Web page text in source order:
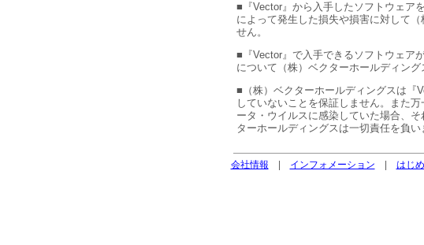
■『Vector』から入手したソフトウェア
によって発生した損失や損害に対して
せん。
■『Vector』で入手できるソフトウェア
について（株）ベクターホールディング
■（株）ベクターホールディングスは『
していないことを保証しません。また
ータ・ウイルスに感染していた場合、
ターホールディングスは一切責任を負い
会社情報 | インフォメーション | はじ